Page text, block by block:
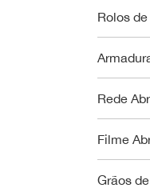
Rolos
Rede
Filme
Grãos